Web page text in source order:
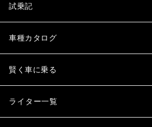
試乗記
車種カタログ
賢く車に乗る
ライター一覧